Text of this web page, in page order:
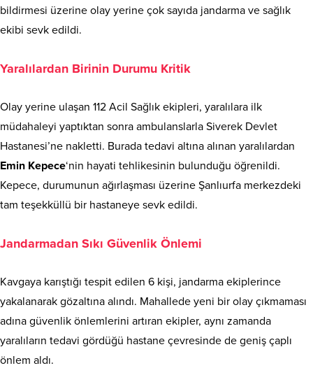
bildirmesi üzerine olay yerine çok sayıda jandarma ve sağlık
ekibi sevk edildi.
Yaralılardan Birinin Durumu Kritik
Olay yerine ulaşan 112 Acil Sağlık ekipleri, yaralılara ilk
müdahaleyi yaptıktan sonra ambulanslarla Siverek Devlet
Hastanesi’ne nakletti. Burada tedavi altına alınan yaralılardan
Emin Kepece‘nin hayati tehlikesinin bulunduğu öğrenildi.
Kepece, durumunun ağırlaşması üzerine Şanlıurfa merkezdeki
tam teşekküllü bir hastaneye sevk edildi.
Jandarmadan Sıkı Güvenlik Önlemi
Kavgaya karıştığı tespit edilen 6 kişi, jandarma ekiplerince
yakalanarak gözaltına alındı. Mahallede yeni bir olay çıkmaması
adına güvenlik önlemlerini artıran ekipler, aynı zamanda
yaralıların tedavi gördüğü hastane çevresinde de geniş çaplı
önlem aldı.